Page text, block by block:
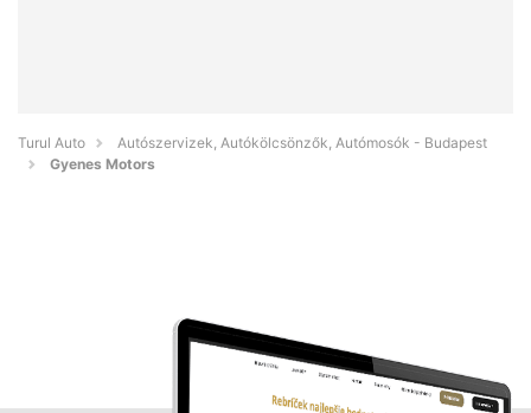
Turul Auto
Autószervizek, Autókölcsönzők, Autómosók - Budapest
Gyenes Motors